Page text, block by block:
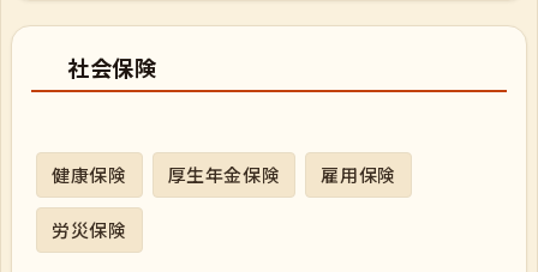
社会保険
健康保険 厚生年金保険 雇用保険
労災保険